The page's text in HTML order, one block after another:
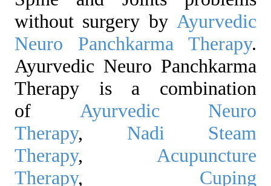
without surgery by Ayurvedic
Neuro Panchkarma Therapy.
Ayurvedic Neuro Panchkarma
Therapy is a combination
of Ayurvedic Neuro
Therapy, Nadi Steam
Therapy, Acupuncture
Therapy, Cuping